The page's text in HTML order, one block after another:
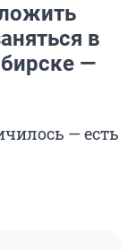
в
—
— есть